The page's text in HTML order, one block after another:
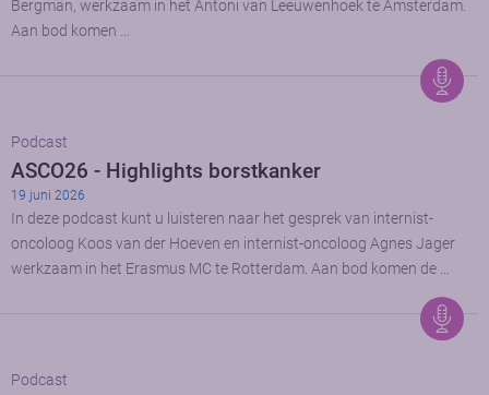
Bergman, werkzaam in het Antoni van Leeuwenhoek te Amsterdam.
Aan bod komen …
Podcast
ASCO26 - Highlights borstkanker
19 juni 2026
In deze podcast kunt u luisteren naar het gesprek van internist-
oncoloog Koos van der Hoeven en internist-oncoloog Agnes Jager
werkzaam in het Erasmus MC te Rotterdam. Aan bod komen de …
Podcast